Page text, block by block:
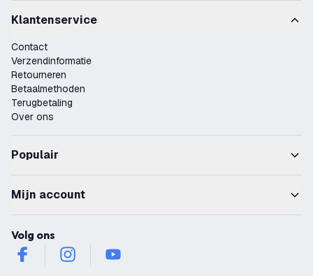
Klantenservice
Contact
Verzendinformatie
Retourneren
Betaalmethoden
Terugbetaling
Over ons
Populair
Mijn account
Volg ons
facebookinstagramyoutube